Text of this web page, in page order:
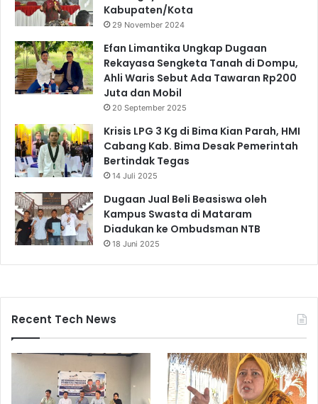
Kabupaten/Kota
29 November 2024
Efan Limantika Ungkap Dugaan
Rekayasa Sengketa Tanah di Dompu,
Ahli Waris Sebut Ada Tawaran Rp200
Juta dan Mobil
20 September 2025
Krisis LPG 3 Kg di Bima Kian Parah, HMI
Cabang Kab. Bima Desak Pemerintah
Bertindak Tegas
14 Juli 2025
Dugaan Jual Beli Beasiswa oleh
Kampus Swasta di Mataram
Diadukan ke Ombudsman NTB
18 Juni 2025
Recent Tech News